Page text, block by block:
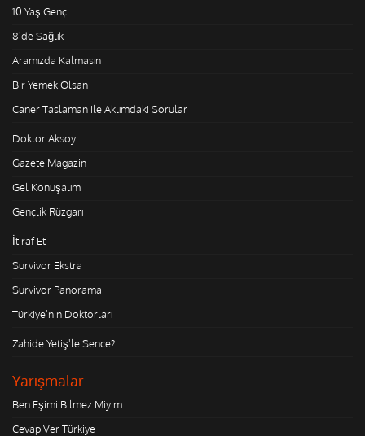
10 Yaş Genç
8'de Sağlık
Aramızda Kalmasın
Bir Yemek Olsan
Caner Taslaman ile Aklımdaki Sorular
Doktor Aksoy
Gazete Magazin
Gel Konuşalım
Gençlik Rüzgarı
İtiraf Et
Survivor Ekstra
Survivor Panorama
Türkiye'nin Doktorları
Zahide Yetiş'le Sence?
Yarışmalar
Ben Eşimi Bilmez Miyim
Cevap Ver Türkiye